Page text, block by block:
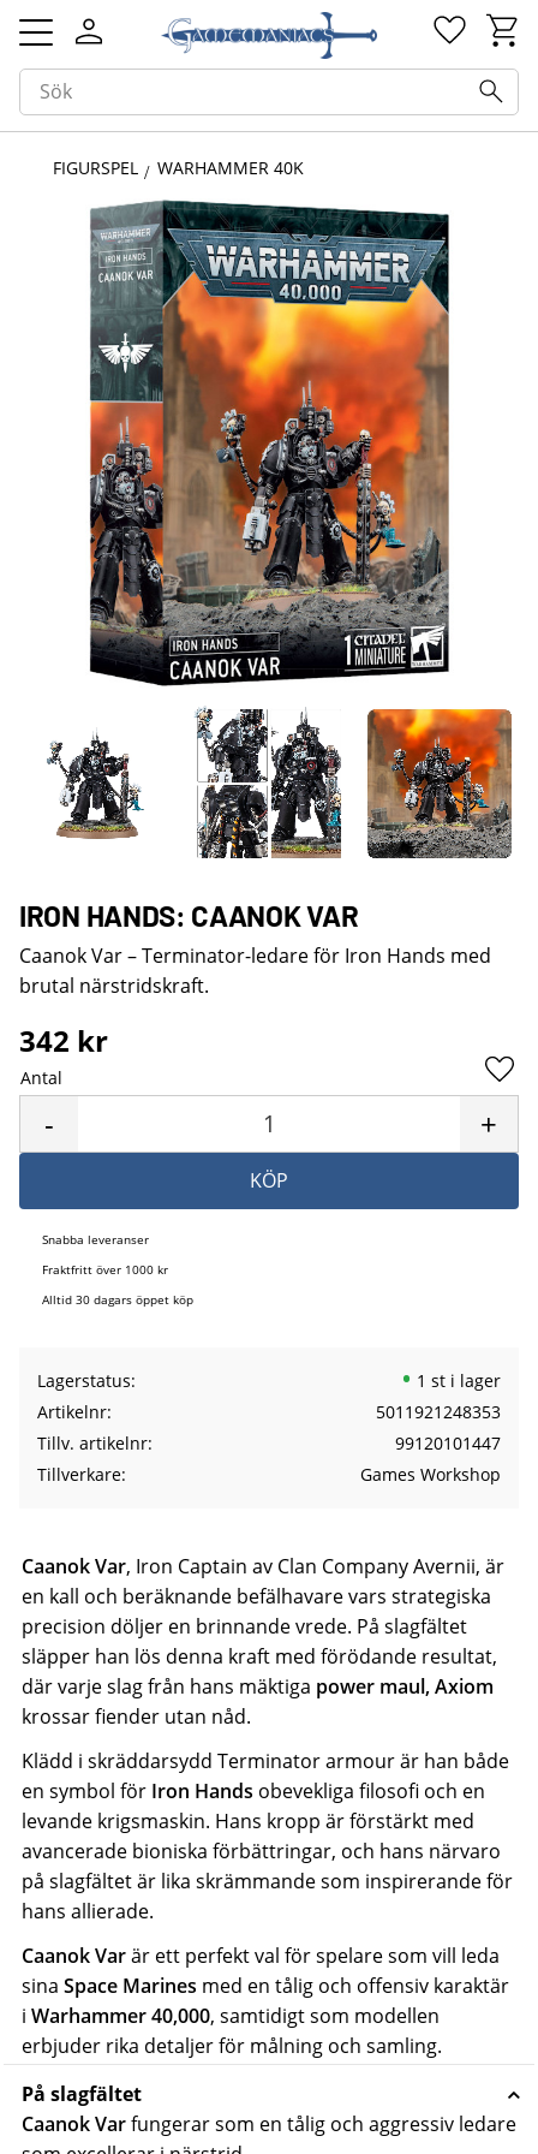
Meny
FIGURSPEL WARHAMMER 40K
IRON HANDS: CAANOK VAR
Caanok Var – Terminator-ledare för Iron Hands med
brutal närstridskraft.
342 kr
Antal
+
-
KÖP
Snabba leveranser
Fraktfritt över 1000 kr
Alltid 30 dagars öppet köp
Lagerstatus
1 st i lager
Artikelnr
5011921248353
Tillv. artikelnr
99120101447
Tillverkare
Games Workshop
Caanok Var, Iron Captain av Clan Company Avernii, är
en kall och beräknande befälhavare vars strategiska
precision döljer en brinnande vrede. På slagfältet
släpper han lös denna kraft med förödande resultat,
där varje slag från hans mäktiga power maul, Axiom
krossar fiender utan nåd.
Klädd i skräddarsydd Terminator armour är han både
en symbol för Iron Hands obevekliga filosofi och en
levande krigsmaskin. Hans kropp är förstärkt med
avancerade bioniska förbättringar, och hans närvaro
på slagfältet är lika skrämmande som inspirerande för
hans allierade.
Caanok Varär ett perfekt val för spelare som vill leda
sina Space Marines med en tålig och offensiv karaktär
i Warhammer 40,000, samtidigt som modellen
erbjuder rika detaljer för målning och samling.
På slagfältet
Caanok Varfungerar som en tålig och aggressiv ledare